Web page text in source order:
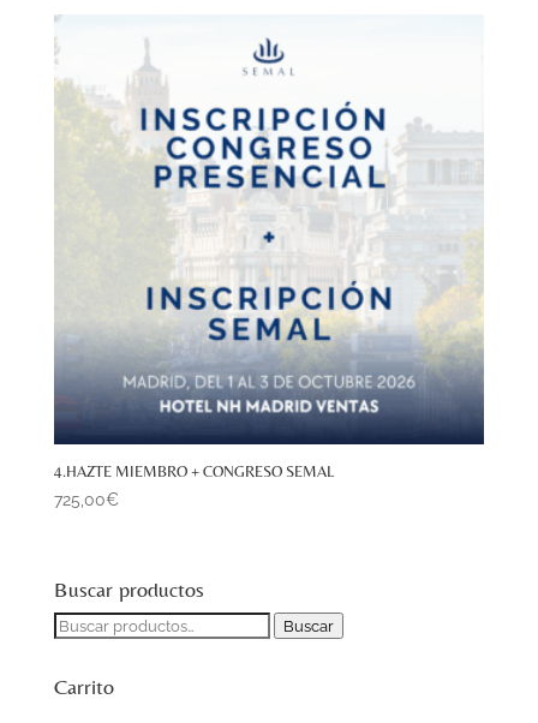
4.HAZTE MIEMBRO + CONGRESO SEMAL
725,00€
Buscar productos
Buscar
Buscar
Carrito